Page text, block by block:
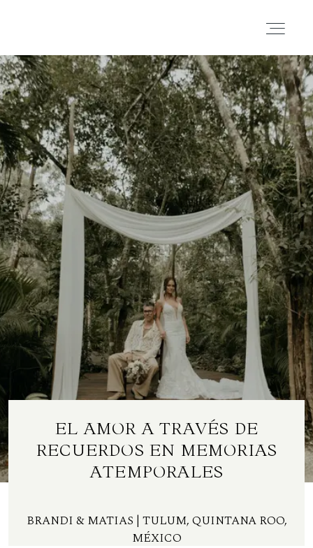
Portafolio
Historias
Cortometrajes
Acerca
Blog
Contacto
ES
EL AMOR A TRAVÉS DE
RECUERDOS EN MEMORIAS
ATEMPORALES
BRANDI & MATIAS | TULUM, QUINTANA ROO,
MÉXICO